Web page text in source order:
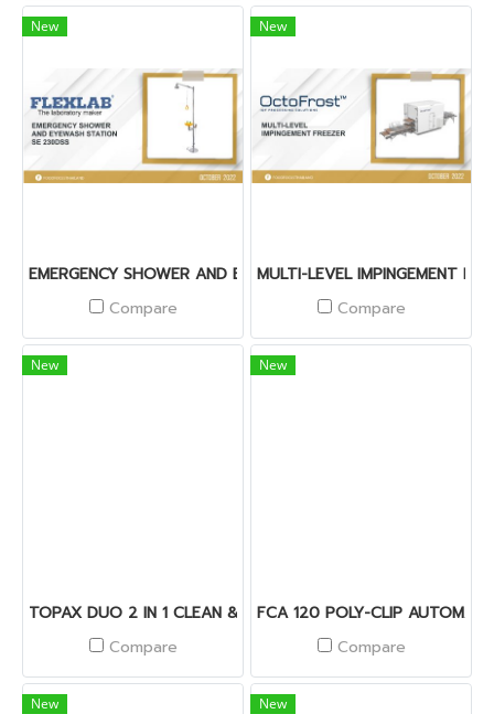
New
EMERGENCY SHOWER AND EYEWASH STATION SE 230DSS
Compare
New
MULTI-LEVEL IMPINGEMENT
Compare
New
TOPAX DUO 2 IN 1 CLEAN & SANITIZER INNOVATION
Compare
New
FCA 120 POLY-CLIP
Compare
New New